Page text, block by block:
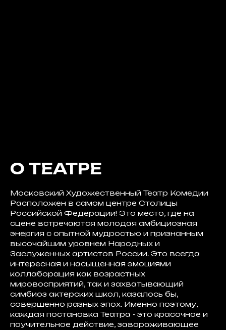
О ТЕАТРЕ
Московский Художественный Театр Комедии
Расположен в самом центре Столицы
Российской Федерации! Это место, где на
сцене встречаются молодая амбициозная
энергия с опытной мудростью и признанным
высочайшим уровнем Народных и
Заслуженных артистов России. Это всегда
интересная и насыщенная эмоциями
коллаборация как возрастных
мировосприятий, так и захватывающий
симбиоз актерских школ, казалось бы,
совершенно разных эпох. Именно поэтому,
каждая постановка Театра - это красочное и
поучительное действие, завораживающее